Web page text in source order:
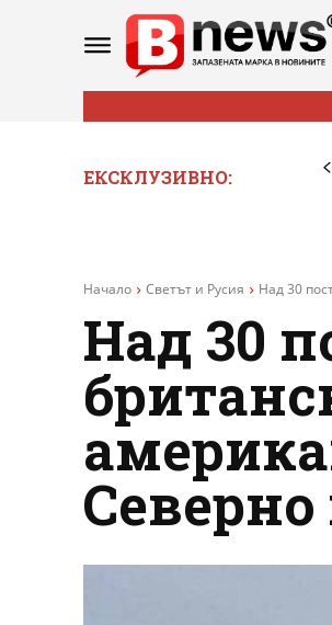
ЕКСКЛУЗИВНО:
Начало Светът и Русия Над 30
Над 30